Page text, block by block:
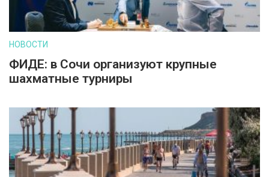
НОВОСТИ
ФИДЕ: в Сочи организуют крупные
шахматные турниры